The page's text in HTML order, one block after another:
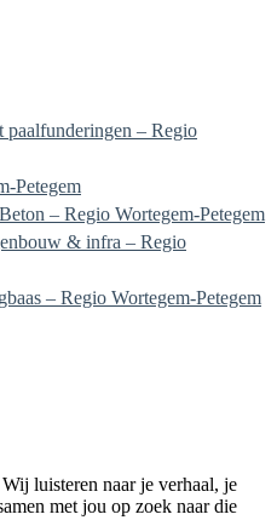
paalfunderingen – Regio
Petegem
– Regio Wortegem-Petegem
& infra – Regio
– Regio Wortegem-Petegem
luisteren naar je verhaal, je
met jou op zoek naar die